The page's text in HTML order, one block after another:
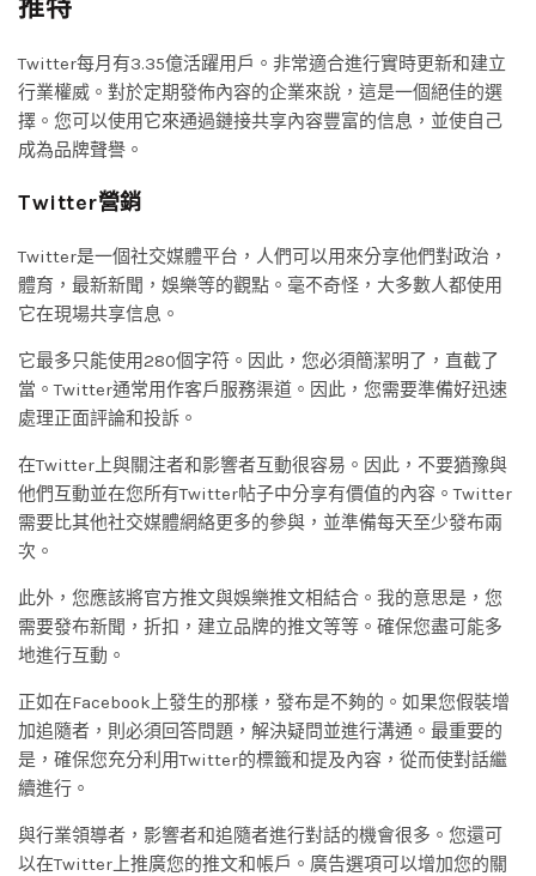
推特
Twitter每月有3.35億活躍用戶。非常適合進行實時更新和建立
行業權威。對於定期發佈內容的企業來說，這是一個絕佳的選
擇。您可以使用它來通過鏈接共享內容豐富的信息，並使自己
成為品牌聲譽。
Twitter營銷
Twitter是一個社交媒體平台，人們可以用來分享他們對政治，
體育，最新新聞，娛樂等的觀點。毫不奇怪，大多數人都使用
它在現場共享信息。
它最多只能使用280個字符。因此，您必須簡潔明了，直截了
當。Twitter通常用作客戶服務渠道。因此，您需要準備好迅速
處理正面評論和投訴。
在Twitter上與關注者和影響者互動很容易。因此，不要猶豫與
他們互動並在您所有Twitter帖子中分享有價值的內容。Twitter
需要比其他社交媒體網絡更多的參與，並準備每天至少發布兩
次。
此外，您應該將官方推文與娛樂推文相結合。我的意思是，您
需要發布新聞，折扣，建立品牌的推文等等。確保您盡可能多
地進行互動。
正如在Facebook上發生的那樣，發布是不夠的。如果您假裝增
加追隨者，則必須回答問題，解決疑問並進行溝通。最重要的
是，確保您充分利用Twitter的標籤和提及內容，從而使對話繼
續進行。
與行業領導者，影響者和追隨者進行對話的機會很多。您還可
以在Twitter上推廣您的推文和帳戶。廣告選項可以增加您的關